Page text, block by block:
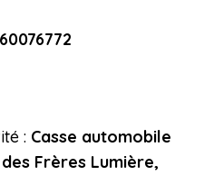
: Casse automobile
des Frères Lumière,